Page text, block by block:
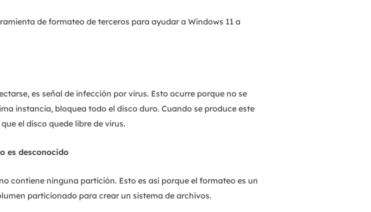
de formateo de terceros para ayudar a Windows 11 a
es señal de infección por virus. Esto ocurre porque no se
instancia, bloquea todo el disco duro. Cuando se produce este
el disco quede libre de virus.
es desconocido
contiene ninguna partición. Esto es así porque el formateo es un
particionado para crear un sistema de archivos.